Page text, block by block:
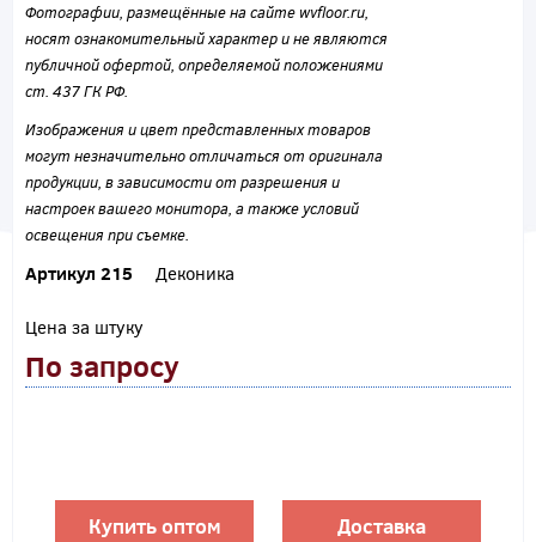
Фотографии, размещённые на сайте wvfloor.ru,
носят ознакомительный характер и не являются
публичной офертой, определяемой положениями
ст. 437 ГК РФ.
Изображения и цвет представленных товаров
могут незначительно отличаться от оригинала
продукции, в зависимости от разрешения и
настроек вашего монитора, а также условий
освещения при съемке.
Артикул 215 Деконика
Цена за штуку
По запросу
Купить оптом Доставка